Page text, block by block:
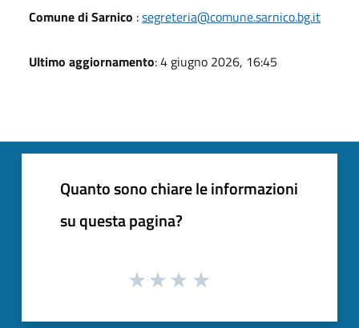
Comune di Sarnico :segreteria@comune.sarnico.bg.it
Ultimo aggiornamento: 4 giugno 2026, 16:45
Quanto sono chiare le informazioni
su questa pagina?